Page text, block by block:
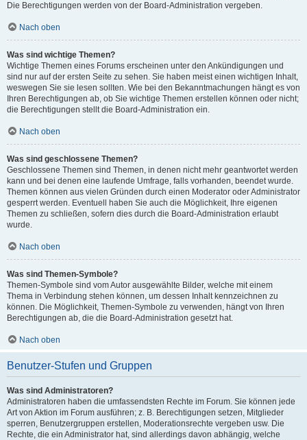
Die Berechtigungen werden von der Board-Administration vergeben.
Nach oben
Was sind wichtige Themen?
Wichtige Themen eines Forums erscheinen unter den Ankündigungen und
sind nur auf der ersten Seite zu sehen. Sie haben meist einen wichtigen Inhalt,
weswegen Sie sie lesen sollten. Wie bei den Bekanntmachungen hängt es von
Ihren Berechtigungen ab, ob Sie wichtige Themen erstellen können oder nicht;
die Berechtigungen stellt die Board-Administration ein.
Nach oben
Was sind geschlossene Themen?
Geschlossene Themen sind Themen, in denen nicht mehr geantwortet werden
kann und bei denen eine laufende Umfrage, falls vorhanden, beendet wurde.
Themen können aus vielen Gründen durch einen Moderator oder Administrator
gesperrt werden. Eventuell haben Sie auch die Möglichkeit, Ihre eigenen
Themen zu schließen, sofern dies durch die Board-Administration erlaubt
wurde.
Nach oben
Was sind Themen-Symbole?
Themen-Symbole sind vom Autor ausgewählte Bilder, welche mit einem
Thema in Verbindung stehen können, um dessen Inhalt kennzeichnen zu
können. Die Möglichkeit, Themen-Symbole zu verwenden, hängt von Ihren
Berechtigungen ab, die die Board-Administration gesetzt hat.
Nach oben
Benutzer-Stufen und Gruppen
Was sind Administratoren?
Administratoren haben die umfassendsten Rechte im Forum. Sie können jede
Art von Aktion im Forum ausführen; z. B. Berechtigungen setzen, Mitglieder
sperren, Benutzergruppen erstellen, Moderationsrechte vergeben usw. Die
Rechte, die ein Administrator hat, sind allerdings davon abhängig, welche